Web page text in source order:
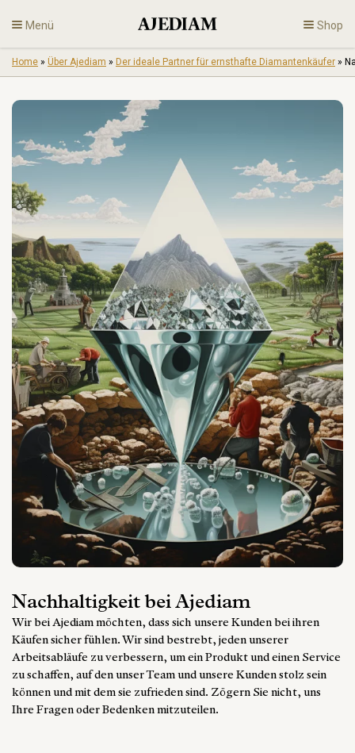
to
content
Menü Shop
Diamanten
De
Home » Über Ajediam » Der ideale Partner für ernsthafte Diamantenkäufer »
Nachhaltigkeit bei Ajediam
Wir bei Ajediam möchten, dass sich unsere Kunden bei ihren
Käufen sicher fühlen. Wir sind bestrebt, jeden unserer
Arbeitsabläufe zu verbessern, um ein Produkt und einen Service
zu schaffen, auf den unser Team und unsere Kunden stolz sein
können und mit dem sie zufrieden sind. Zögern Sie nicht, uns
Ihre Fragen oder Bedenken mitzuteilen.